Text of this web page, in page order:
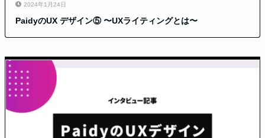
2024年1月24日
PaidyのUX デザイン⑤ 〜UXライティングとは〜